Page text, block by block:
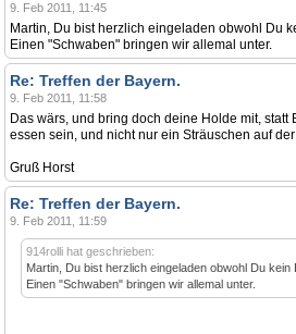
9. Feb 2011, 11:45
Martin, Du bist herzlich eingeladen obwohl Du
Einen "Schwaben" bringen wir allemal unter.
Re: Treffen der Bayern.
9. Feb 2011, 11:58
Das wärs, und bring doch deine Holde mit, statt
essen sein, und nicht nur ein Sträuschen auf
Gruß Horst
Re: Treffen der Bayern.
9. Feb 2011, 11:59
914rolli hat geschrieben:
Martin, Du bist herzlich eingeladen obwohl Du kein
Einen "Schwaben" bringen wir allemal unter.